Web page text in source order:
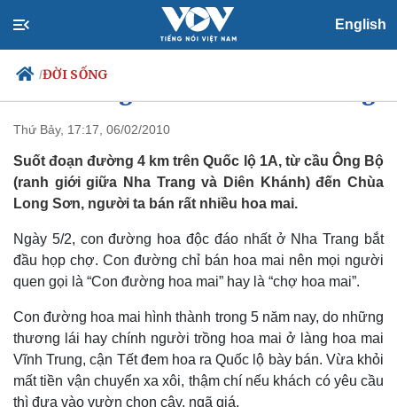
English
/ĐỜI SỐNG
Chính trị
Đảng
Tổ chức nhân sự
Nhận diện sự thật
Xã hội
Tin 24h
Dự báo thời tiết
Dấu ấn VOV
Việc làm
Biển đảo
Thứ Bảy, 17:17, 06/02/2010
Suốt đoạn đường 4 km trên Quốc lộ 1A, từ cầu Ông Bộ
(ranh giới giữa Nha Trang và Diên Khánh) đến Chùa
Long Sơn, người ta bán rất nhiều hoa mai.
Ngày 5/2, con đường hoa độc đáo nhất ở Nha Trang bắt
đầu họp chợ. Con đường chỉ bán hoa mai nên mọi người
quen gọi là “Con đường hoa mai” hay là “chợ hoa mai”.
Con đường hoa mai hình thành trong 5 năm nay, do những
thương lái hay chính người trồng hoa mai ở làng hoa mai
Vĩnh Trung, cận Tết đem hoa ra Quốc lộ bày bán. Vừa khỏi
mất tiền vận chuyển xa xôi, thậm chí nếu khách có yêu cầu
thì đưa vào vườn chọn cây, ngã giá.